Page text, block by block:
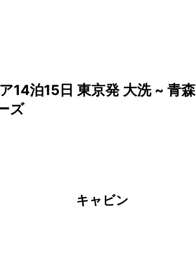
14泊15日 東京発 大洗 ~ 青森
ズ
キャビン